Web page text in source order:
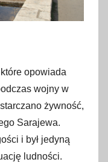
opowiada
wojny w
żywność,
Sarajewa.
i był jedyną
ludności.